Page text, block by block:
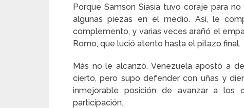
Porque Samson Siasia tuvo coraje para
algunas piezas en el medio. Así, le
complemento, y varias veces arañó el
Romo, que lució atento hasta el pitazo final.
Más no le alcanzó. Venezuela apostó a
cierto, pero supo defender con uñas y
inmejorable posición de avanzar a
participación.